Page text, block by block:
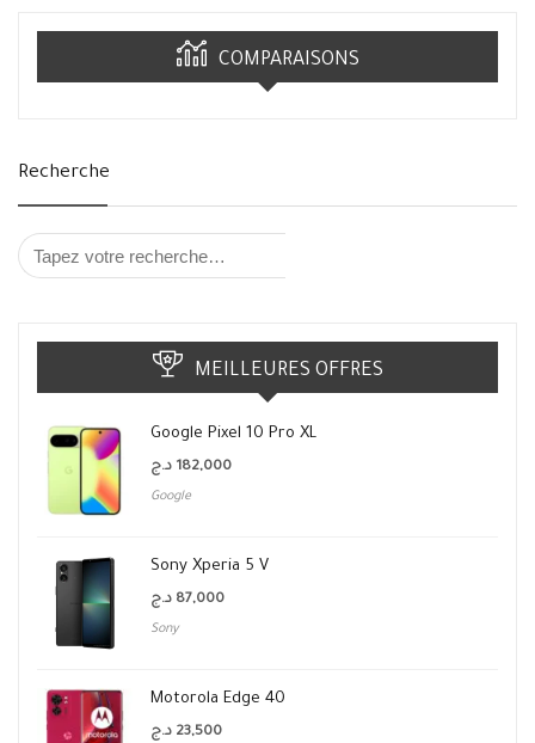
COMPARAISONS
Recherche
MEILLEURES OFFRES
Google Pixel 10 Pro XL
182,000 د.ج
Google
Sony Xperia 5 V
87,000 د.ج
Sony
Motorola Edge 40
23,500 د.ج